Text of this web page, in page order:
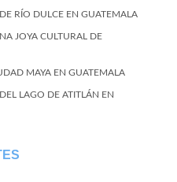
RÍO DULCE EN GUATEMALA
JOYA CULTURAL DE
MAYA EN GUATEMALA
LAGO DE ATITLÁN EN